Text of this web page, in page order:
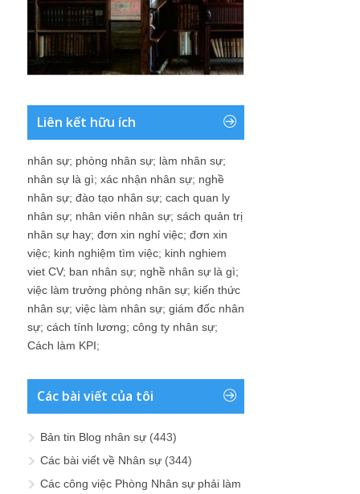
Liên kết hữu ích
nhân sự; phòng nhân sự; làm nhân sự;
nhân sự là gì; xác nhận nhân sự; nghề
nhân sự; đào tạo nhân sự; cach quan ly
nhân sự; nhân viên nhân sự; sách quản trị
nhân sự hay; đơn xin nghỉ việc; đơn xin
việc; kinh nghiệm tìm việc; kinh nghiem
viet CV; ban nhân sự; nghề nhân sự là gì;
việc làm trưởng phòng nhân sự; kiến thức
nhân sự; việc làm nhân sự; giám đốc nhân
sự; cách tính lương; công ty nhân sự;
Cách làm KPI;
Các bài viết của tôi
Bản tin Blog nhân sự (443)
Các bài viết về Nhân sự (344)
Các công việc Phòng Nhân sự phải làm